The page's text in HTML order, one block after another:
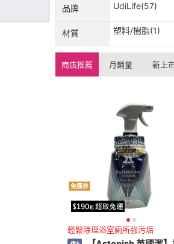
品牌 UdiLife(57)
材質 塑料/樹脂(1)
商店推薦 月銷量 新上
免運券
輕鬆除理浴室廁所強污垢